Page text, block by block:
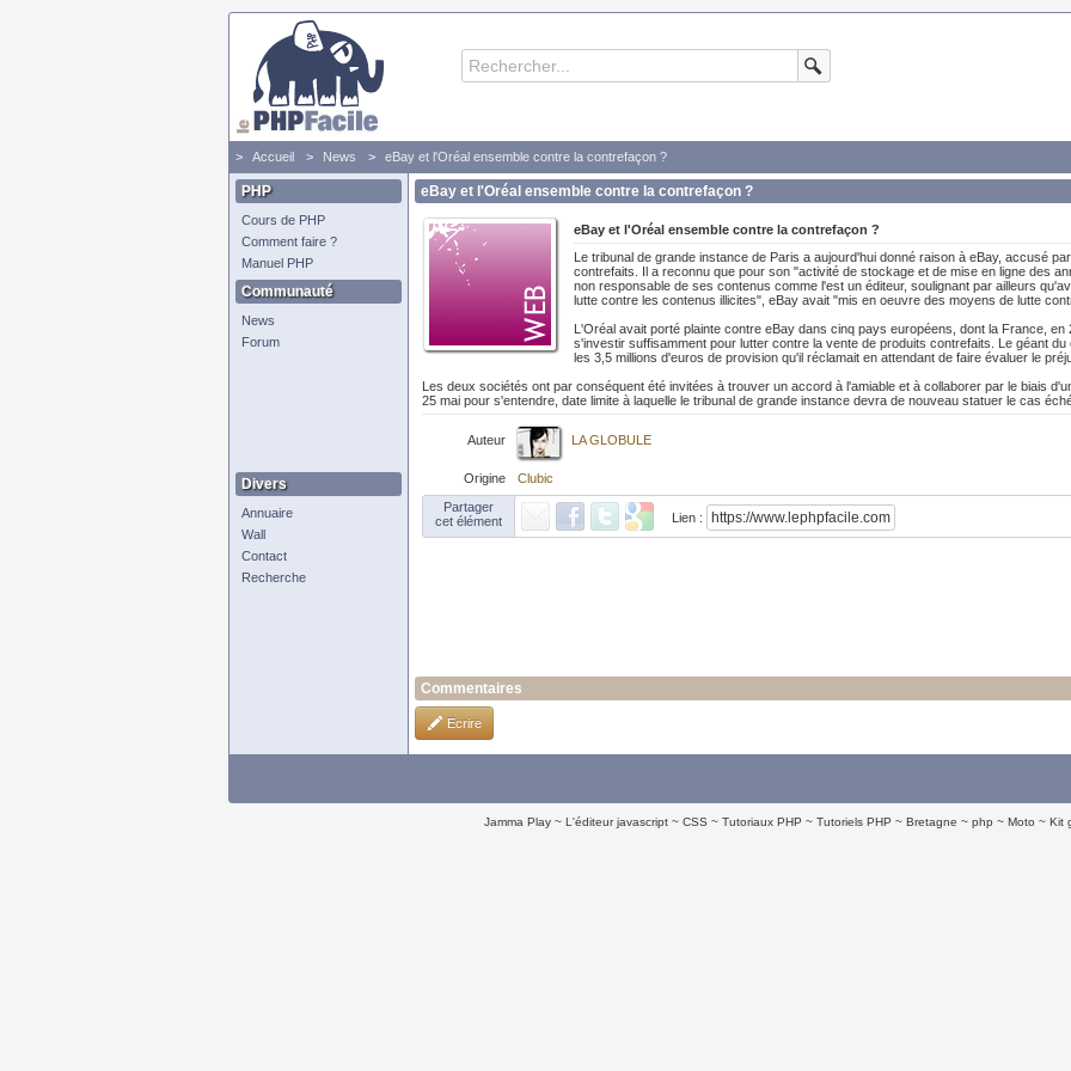
Accueil News eBay et l'Oréal ensemble contre la contrefaçon ?
PHP
Cours de PHP
Comment faire ?
Manuel PHP
Communauté
News
Forum
Divers
Annuaire
Wall
Contact
Recherche
eBay et l'Oréal ensemble contre la contrefaçon ?
eBay et l'Oréal ensemble contre la contrefaçon ?
Le tribunal de grande instance de Paris a aujourd'hui donné raison à eBay, accusé
contrefaits. Il a reconnu que pour son "activité de stockage et de mise en ligne des
non responsable de ses contenus comme l'est un éditeur, soulignant par ailleurs
lutte contre les contenus illicites", eBay avait "mis en oeuvre des moyens de lutte
L'Oréal avait porté plainte contre eBay dans cinq pays européens, dont la France,
s'investir suffisamment pour lutter contre la vente de produits contrefaits. Le géant
les 3,5 millions d'euros de provision qu'il réclamait en attendant de faire évaluer le
Les deux sociétés ont par conséquent été invitées à trouver un accord à l'amiable et à collaborer par le biais
25 mai pour s'entendre, date limite à laquelle le tribunal de grande instance devra de nouveau statuer le cas
Auteur LA GLOBULE
Origine
Clubic
Partager
cet élément
Lien :
Commentaires
Ecrire
Jamma Play L'éditeur javascript CSS Tutoriaux PHP Tutoriels PHP Bretagne php Moto Kit